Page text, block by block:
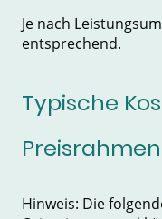
Je nach
entsprechend.
Typische
Preisrahmen
Hinweis: Die